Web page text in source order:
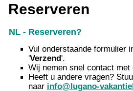
Reserveren
NL - Reserveren?
Vul onderstaande formulier
'Verzend'.
Wij nemen snel contact met
Heeft u andere vragen?
naar info@lugano-